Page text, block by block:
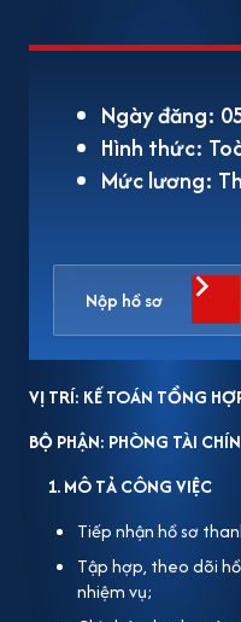
Ngày đăng:
Hình thức:
Mức lương:
Nộp hồ sơ
VỊ TRÍ: KẾ TOÁN TỔNG
BỘ PHẬN: PHÒNG TÀI
1. MÔ TẢ CÔNG VIỆC
Tiếp nhận hồ sơ
Tập hợp, theo dõi
nhiệm vụ;